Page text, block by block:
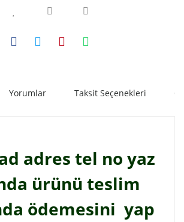
Yorumlar Taksit Seçenekleri
adres tel no yaz
ürünü teslim
ödemesini yap